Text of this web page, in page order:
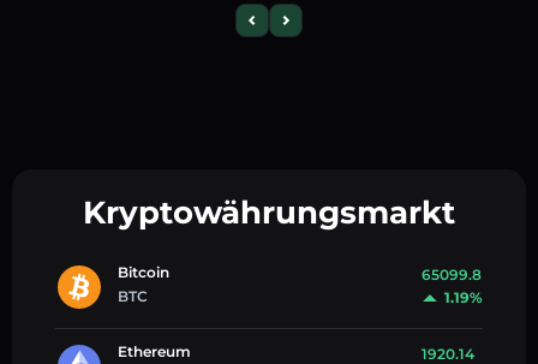
Kryptowährungsmarkt
Bitcoin
BTC
65099.8
1.19%
Ethereum
1920.14